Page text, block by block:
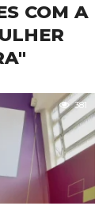
COM A
381